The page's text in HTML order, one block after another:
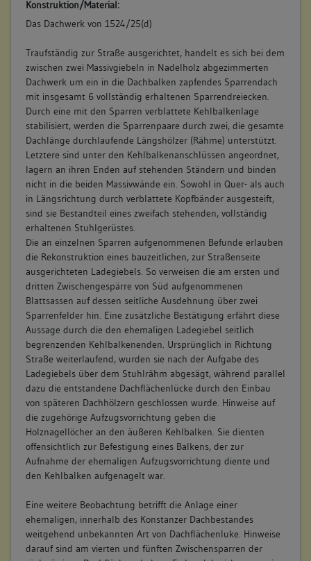
Konstruktion/Material:
Das Dachwerk von 1524/25(d)
Traufständig zur Straße ausgerichtet, handelt es sich bei dem
zwischen zwei Massivgiebeln in Nadelholz abgezimmerten
Dachwerk um ein in die Dachbalken zapfendes Sparrendach
mit insgesamt 6 vollständig erhaltenen Sparrendreiecken.
Durch eine mit den Sparren verblattete Kehlbalkenlage
stabilisiert, werden die Sparrenpaare durch zwei, die gesamte
Dachlänge durchlaufende Längshölzer (Rähme) unterstützt.
Letztere sind unter den Kehlbalkenanschlüssen angeordnet,
lagern an ihren Enden auf stehenden Ständern und binden
nicht in die beiden Massivwände ein. Sowohl in Quer- als auch
in Längsrichtung durch verblattete Kopfbänder ausgesteift,
sind sie Bestandteil eines zweifach stehenden, vollständig
erhaltenen Stuhlgerüstes.
Die an einzelnen Sparren aufgenommenen Befunde erlauben
die Rekonstruktion eines bauzeitlichen, zur Straßenseite
ausgerichteten Ladegiebels. So verweisen die am ersten und
dritten Zwischengespärre von Süd aufgenommenen
Blattsassen auf dessen seitliche Ausdehnung über zwei
Sparrenfelder hin. Eine zusätzliche Bestätigung erfährt diese
Aussage durch die den ehemaligen Ladegiebel seitlich
begrenzenden Kehlbalkenenden. Ursprünglich in Richtung
Straße weiterlaufend, wurden sie nach der Aufgabe des
Ladegiebels über dem Stuhlrähm abgesägt, während parallel
dazu die entstandene Dachflächenlücke durch den Einbau
von späteren Dachhölzern geschlossen wurde. Hinweise auf
die zugehörige Aufzugsvorrichtung geben die
Holznagellöcher an den äußeren Kehlbalken. Sie dienten
offensichtlich zur Befestigung eines Balkens, der zur
Aufnahme der ehemaligen Aufzugsvorrichtung diente und
den Kehlbalken aufgenagelt war.
Eine weitere Beobachtung betrifft die Anlage einer
ehemaligen, innerhalb des Konstanzer Dachbestandes
weitgehend unbekannten Art von Dachflächenluke. Hinweise
darauf sind am vierten und fünften Zwischensparren der